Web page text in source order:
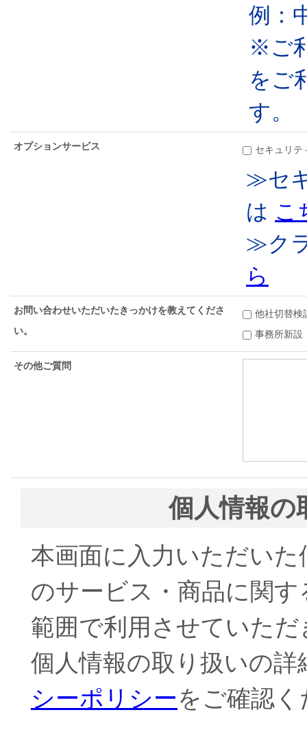
例：
※ご
をご
す。
オプションサービス セキュリテ
≫セ
は こ
≫ク
ら
お問い合わせいただいたきっかけを教えてくださ
い。
他社切替検
事務所新設
その他ご質問
個人情報の
本画面に入力いただい
のサービス・商品に関
範囲で利用させていただ
個人情報の取り扱いの
シーポリシーをご確認